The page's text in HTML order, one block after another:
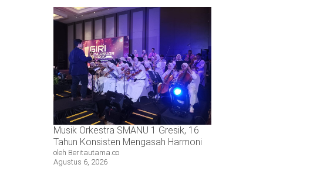
Musik Orkestra SMANU 1 Gresik, 16
Tahun Konsisten Mengasah Harmoni
oleh Beritautama.co
Agustus 6, 2026